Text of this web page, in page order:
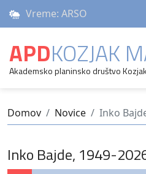
Vreme: ARSO
APDKOZJAK
Akademsko planinsko društvo
Domov Novice Inko
Inko Bajde, 1949-